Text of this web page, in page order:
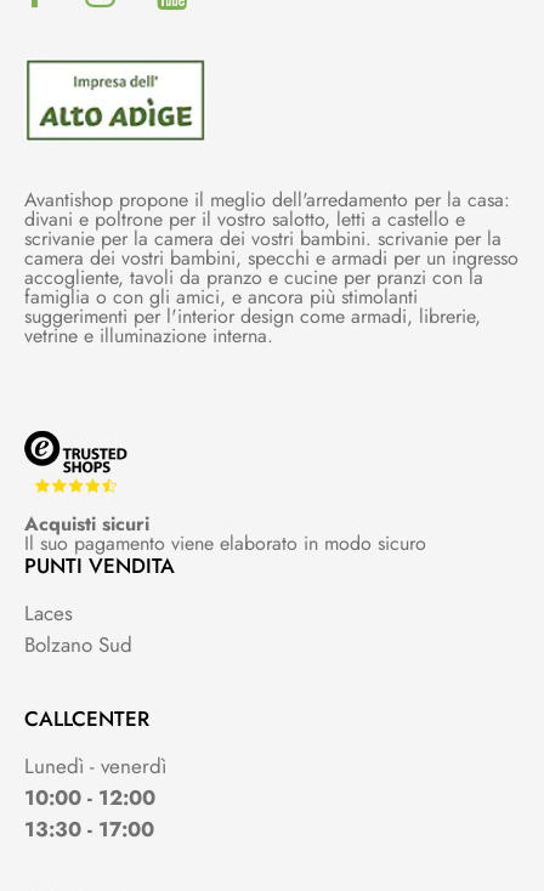
Avantishop propone il meglio dell'arredamento per la casa:
divani e poltrone per il vostro salotto, letti a castello e
scrivanie per la camera dei vostri bambini. scrivanie per la
camera dei vostri bambini, specchi e armadi per un ingresso
accogliente, tavoli da pranzo e cucine per pranzi con la
famiglia o con gli amici, e ancora più stimolanti
suggerimenti per l'interior design come armadi, librerie,
vetrine e illuminazione interna.
Acquisti sicuri
Il suo pagamento viene elaborato in modo sicuro
PUNTI VENDITA
Laces
Bolzano Sud
CALLCENTER
Lunedì - venerdì
10:00 - 12:00
13:30 - 17:00